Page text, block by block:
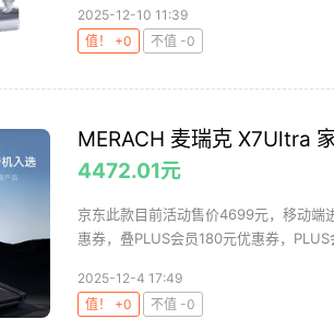
2025-12-10 11:39
值！ +0
不值 -0
MERACH 麦瑞克 X7Ultra
4472.01元
京东此款目前活动售价4699元，移动端
惠券，叠PLUS会员180元优惠券，
2025-12-4 17:49
值！ +0
不值 -0